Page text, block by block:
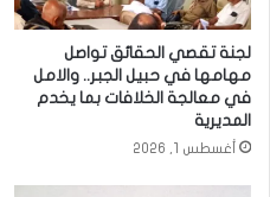
لجنة تقصي الحقائق تواصل
مهامها في حبيل الجبر.. والامل
في معالجة الخلافات بما يخدم
المديرية
أغسطس 1, 2026